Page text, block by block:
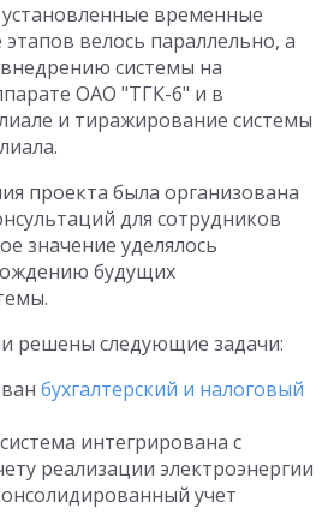
временные
велось параллельно, а
системы на
ОАО "ТГК-6" и в
и тиражирование системы
проекта была организована
для сотрудников
значение уделялось
будущих
решены следующие задачи:
бухгалтерский и налоговый
интегрирована с
реализации электроэнергии
учет